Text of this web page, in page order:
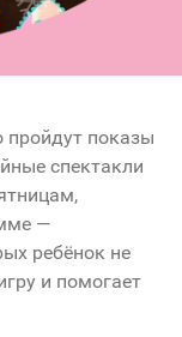
пройдут показы
спектакли
—
ребёнок не
и помогает